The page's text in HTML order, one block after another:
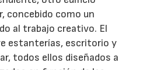
concebido como un
al trabajo creativo. El
estanterías, escritorio y
todos ellos diseñados a